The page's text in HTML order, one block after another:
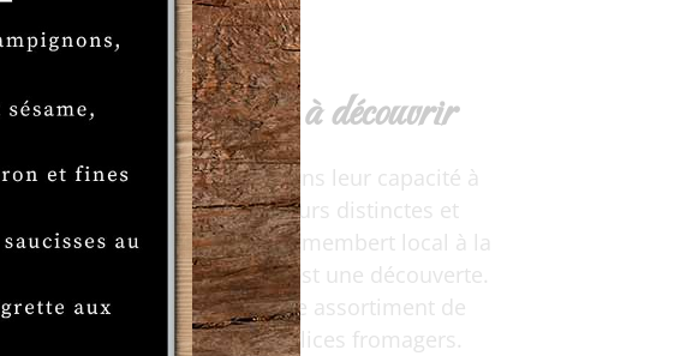
d'ici et d'ailleurs à découvrir
du Québec réside dans leur capacité à
papilles à travers des saveurs distinctes et
la douceur crémeuse d’un camembert local à la
bleu affiné, chaque fromage est une découverte.
ne s’arrête pas là : notre assortiment de
parfaitement ces délices fromagers.